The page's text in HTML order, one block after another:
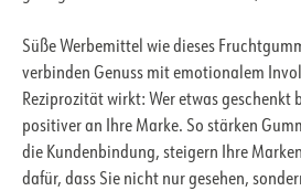
Süße Werbemittel wie dieses
verbinden Genuss mit emotionalem
Reziprozität wirkt: Wer etwas geschenkt
positiver an Ihre Marke. So stärken
die Kundenbindung, steigern Ihre
dafür, dass Sie nicht nur gesehen,